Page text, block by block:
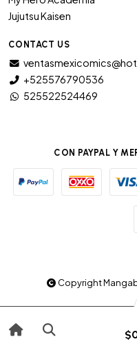
Jujutsu Kaisen
CONTACT US
+525576790536
525522524469
CON PAYPAL Y
Copyright